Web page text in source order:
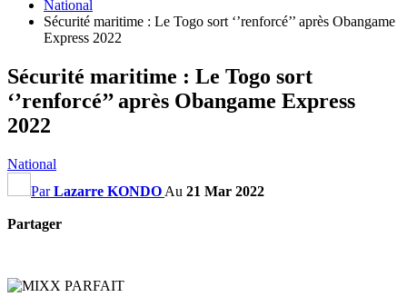
National
Sécurité maritime : Le Togo sort ‘’renforcé’’ après Obangame
Express 2022
Sécurité maritime : Le Togo sort
‘’renforcé’’ après Obangame Express
2022
National
ParLazarre KONDO Au 21 Mar 2022
Partager